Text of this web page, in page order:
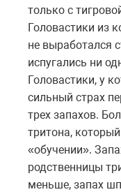
только с
Головастики из
не выработался
испугались ни
Головастики, у
сильный страх
трех запахов.
тритона,
«обучении».
родственницы
меньше, запах